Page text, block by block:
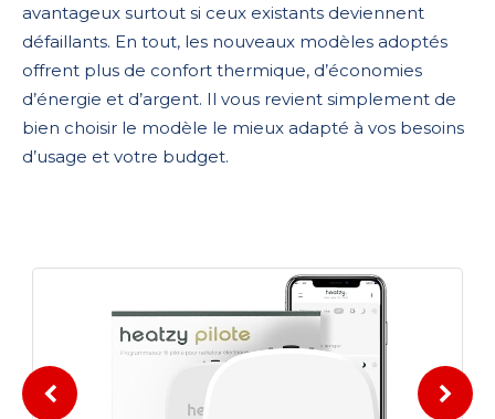
avantageux surtout si ceux existants deviennent
défaillants. En tout, les nouveaux modèles adoptés
offrent plus de confort thermique, d’économies
d’énergie et d’argent. Il vous revient simplement de
bien choisir le modèle le mieux adapté à vos besoins
d’usage et votre budget.